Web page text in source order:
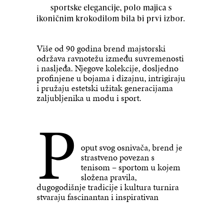
sportske elegancije, polo majica s
ikoničnim krokodilom bila bi prvi izbor.
Više od 90 godina brend majstorski
održava ravnotežu između suvremenosti
i nasljeđa. Njegove kolekcije, dosljedno
profinjene u bojama i dizajnu, intrigiraju
i pružaju estetski užitak generacijama
zaljubljenika u modu i sport.
P oput svog osnivača, brend je
strastveno povezan s
tenisom – sportom u kojem
složena pravila,
dugogodišnje tradicije i kultura turnira
stvaraju fascinantan i inspirativan